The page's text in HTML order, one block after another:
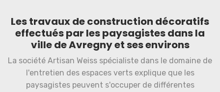
Les travaux de construction décoratifs
effectués par les paysagistes dans la
ville de Avregny et ses environs
La société Artisan Weiss spécialiste dans le domaine de
l'entretien des espaces verts explique que les
paysagistes peuvent s'occuper de différentes